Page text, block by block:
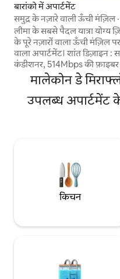
बारांको में अपार्टमेंट
समुद्र के नज़ारे वाली ऊँची मंज़िल
500Mbps · पूल और जिम
लीमा के सबसे पैदल यात्रा योग्य
के पूरे नज़ारों वाला ऊँची मंज़िल
वाला अपार्टमेंट। शांत डिज़ाइन :
कंडीशनर, 514Mbps की
असली डेस्क, बेडरूम में ब्लैकआउट
पूल, जिम, वर्क लाउंज और
के लिए बना रूफ़टॉप भी है। पैदल
जिसे 2025 में दुनिया का सबसे
मालेकोन डे
उपलब्ध अपार्टमेंट
किचन